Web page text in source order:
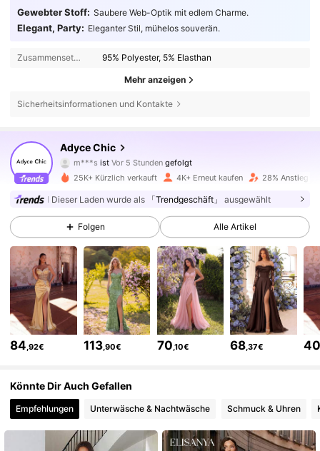
Gewebter Stoff: Saubere Web-Optik mit edlem Charme.
Elegant, Party: Eleganter Stil, mühelos souverän.
Zusammensetzung: 95% Polyester, 5% Elasthan
Mehr anzeigen
Sicherheitsinformationen und Kontakte
Adyce Chic
m***sistVor 5 Stunden
d***oist am Durchsuchen
4,73
31K Follower
4,73
4,73 31K Follower
4,73 31K Follower
4,73 31K Follower
25K+ Kürzlich verkauft 4K+ Erneut kaufen 28% Anstieg
Dieser Laden wurde als 「Trendgeschäft」 ausgewählt
Folgen Alle Artikel
84,92€ 113,90€ 70,10€ 68,37€
Könnte Dir Auch Gefallen
Empfehlungen Unterwäsche & Nachtwäsche Schmuck & Uhren